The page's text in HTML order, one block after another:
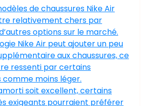
de chaussures Nike Air
relativement chers par
options sur le marché.
Nike Air peut ajouter un peu
aux chaussures, ce
ressenti par certains
comme moins léger.
soit excellent, certains
exigeants pourraient préférer